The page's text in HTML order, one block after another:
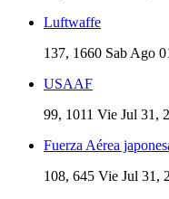
Luftwaffe
137, 1660 Sab Ago
USAAF
99, 1011 Vie Jul 31,
Fuerza Aérea
108, 645 Vie Jul 31,